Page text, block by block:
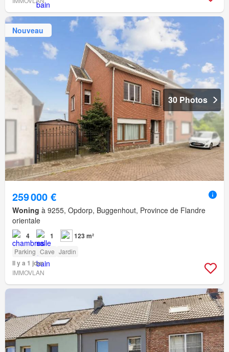
Nouveau
30 Photos
259 000 €
Woning à 9255, Opdorp, Buggenhout, Province de Flandre
orientale
4 1 123 m²
Parking Cave Jardin
Il y a 1 jour
IMMOVLAN